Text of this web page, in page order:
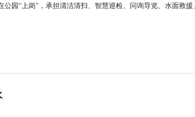
园“上岗”，承担清洁清扫、智慧巡检、问询导览、水面救援